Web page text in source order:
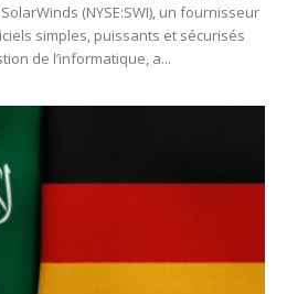
(NYSE:SWI), un fournisseur
simples, puissants et sécurisés
de l’informatique, a...